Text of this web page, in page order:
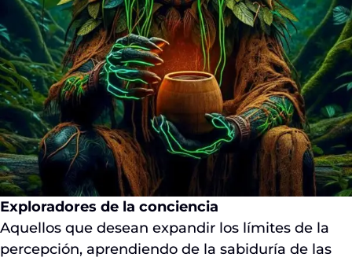
Exploradores de la conciencia
Aquellos que desean expandir los límites de la
percepción, aprendiendo de la sabiduría de las